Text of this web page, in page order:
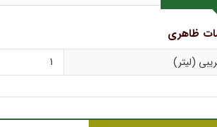
ظاهری
(لیتر) 1